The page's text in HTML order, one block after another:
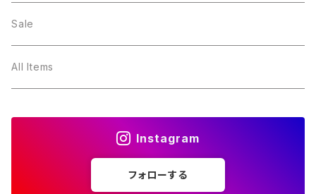
２月・アメジスト
３月・アクアマリン
～5000円
～10000円
Sale
All Items
Instagram
フォローする